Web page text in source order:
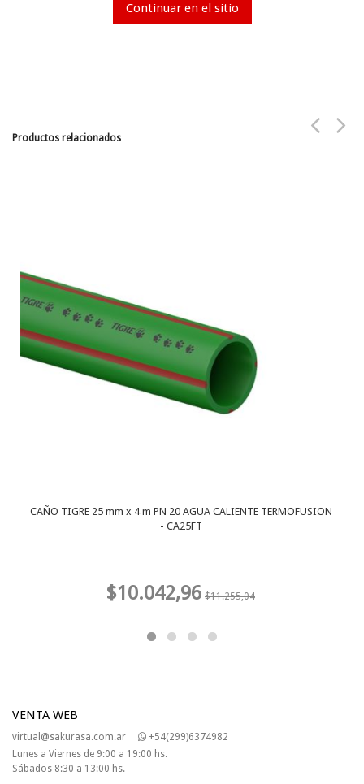
Continuar en el sitio
Productos relacionados
CAÑO TIGRE 25 mm x 4 m PN 20 AGUA CALIENTE TERMOFUSION
- CA25FT
$10.042,96 $11.255,04
VENTA WEB
virtual@sakurasa.com.ar
+54(299)6374982
Lunes a Viernes de 9:00 a 19:00 hs.
Sábados 8:30 a 13:00 hs.